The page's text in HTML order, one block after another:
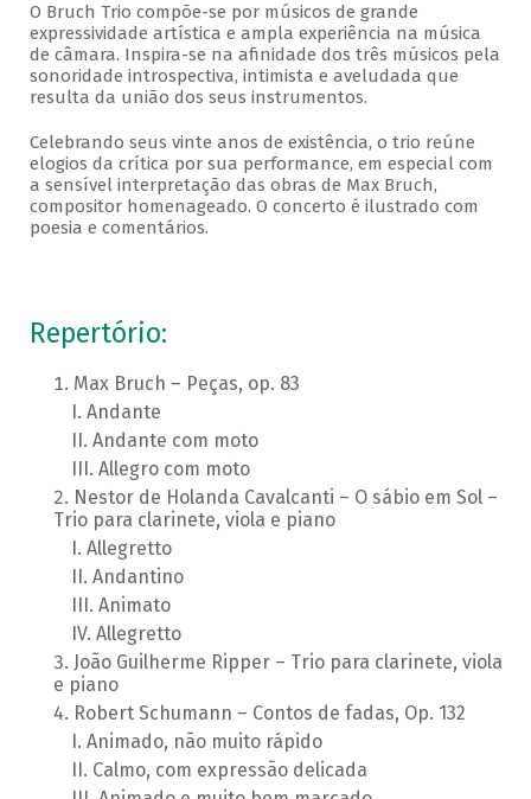
O Bruch Trio compõe-se por músicos de grande
expressividade artística e ampla experiência na música
de câmara. Inspira-se na afinidade dos três músicos pela
sonoridade introspectiva, intimista e aveludada que
resulta da união dos seus instrumentos.
Celebrando seus vinte anos de existência, o trio reúne
elogios da crítica por sua performance, em especial com
a sensível interpretação das obras de Max Bruch,
compositor homenageado. O concerto é ilustrado com
poesia e comentários.
Repertório:
Max Bruch – Peças, op. 83
Andante
Andante com moto
Allegro com moto
Nestor de Holanda Cavalcanti – O sábio em Sol –
Trio para clarinete, viola e piano
Allegretto
Andantino
Animato
Allegretto
João Guilherme Ripper – Trio para clarinete, viola
e piano
Robert Schumann – Contos de fadas, Op. 132
Animado, não muito rápido
Calmo, com expressão delicada